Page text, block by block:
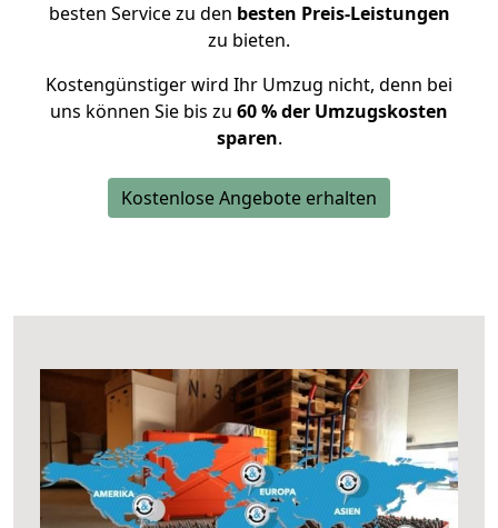
besten Service zu den besten Preis-Leistungen
zu bieten.
Kostengünstiger wird Ihr Umzug nicht, denn bei
uns können Sie bis zu 60 % der Umzugskosten
sparen.
Kostenlose Angebote erhalten